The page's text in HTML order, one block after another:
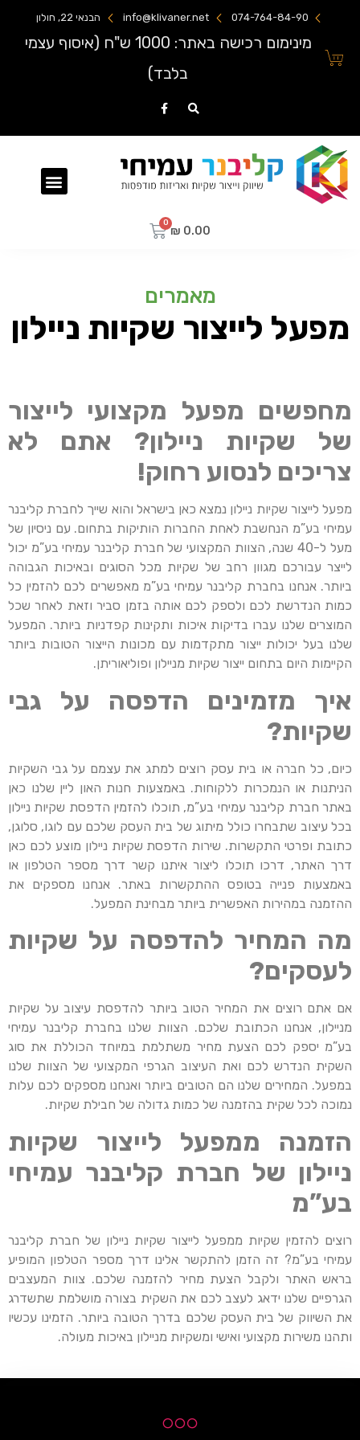
074-764-84-90
info@klivaner.net הבנאי 22, חולון
מינימום רכישה באתר: 1000 ש"ח (איסוף עצמי
בלבד)
₪ 0.00
מאמרים
מפעל לייצור שקיות ניילון
מחפשים מפעל מקצועי לייצור
של שקיות ניילון? אתם לא
צריכים לנסוע רחוק!
מפעל לייצור שקיות ניילון נמצא כאן בישראל והוא שייך לחברת קליבנר
עמיחי בע”מ הנחשבת לאחת החברות הותיקות בתחום. עם ניסיון של
מעל ל-40 שנה, הצוות המקצועי של חברת קליבנר עמיחי בע”מ יכול
לייצר עבורכם מגוון רחב של שקיות מכל הסוגים ובאיכות הגבוהה
ביותר. אנחנו בחברת קליבנר עמיחי בע”מ מאפשרים לכם להזמין כל
כמות הנדרשת לכם ולספק לכם אותה בזמן סביר וזאת לאחר שכל
המוצרים שלנו עברו בדיקות איכות ותקינות קפדניות ביותר. המפעל
שלנו בעל יכולות ייצור מתקדמות עם מכונות הייצור הטובות ביותר
הקיימות היום בתחום ייצור שקיות מניילון ופוליאוריתן.
איך מזמינים הדפסה על גבי
שקיות?
כיום, כל חברה או בית עסק רוצים למתג את עצמם על גבי השקיות
הניתנות או הנמכרות ללקוחות. באמצעות חנות האון ליין שלנו כאן
באתר חברת קליבנר עמיחי בע”מ, תוכלו להזמין הדפסת שקיות ניילון
בכל עיצוב שתבחרו כולל מיתוג של בית העסק שלכם עם לוגו, סלוגן,
כתובת ופרטי התקשרות. שירות הדפסת שקיות ניילון מוצע לכם כאן
דרך האתר, דרכו תוכלו ליצור איתנו קשר דרך מספר הטלפון או
באמצעות פנייה בטופס ההתקשרות באתר. אנחנו מספקים את
ההזמנה במהירות האפשרית ביותר מבחינת המפעל.
מה המחיר להדפסה על שקיות
לעסקים?
אם אתם רוצים את המחיר הטוב ביותר להדפסת עיצוב על שקיות
מניילון, אנחנו הכתובת שלכם. הצוות שלנו בחברת קליבנר עמיחי
בע”מ יספק לכם הצעת מחיר משתלמת במיוחד הכוללת את סוג
השקית הנדרש לכם ואת העיצוב הגרפי המקצועי של הצוות שלנו
במפעל. המחירים שלנו הם הטובים ביותר ואנחנו מספקים לכם עלות
נמוכה לכל שקית בהזמנה של כמות גדולה של חבילת שקיות.
הזמנה ממפעל לייצור שקיות
ניילון של חברת קליבנר עמיחי
בע”מ
רוצים להזמין שקיות ממפעל לייצור שקיות ניילון של חברת קליבנר
עמיחי בע”מ? זה הזמן להתקשר אלינו דרך מספר הטלפון המופיע
בראש האתר ולקבל הצעת מחיר להזמנה שלכם. צוות המעצבים
הגרפיים שלנו ידאג לעצב לכם את השקית בצורה מושלמת שתשדרג
את השיווק של בית העסק שלכם בדרך הטובה ביותר. הזמינו עכשיו
ותהנו משירות מקצועי ואישי ומשקיות מניילון באיכות מעולה.